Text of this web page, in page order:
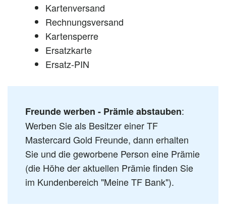
Kartenversand
Rechnungsversand
Kartensperre
Ersatzkarte
Ersatz-PIN
Freunde werben - Prämie abstauben:
Werben Sie als Besitzer einer TF
Mastercard Gold Freunde, dann erhalten
Sie und die geworbene Person eine Prämie
(die Höhe der aktuellen Prämie finden Sie
im Kundenbereich "Meine TF Bank").